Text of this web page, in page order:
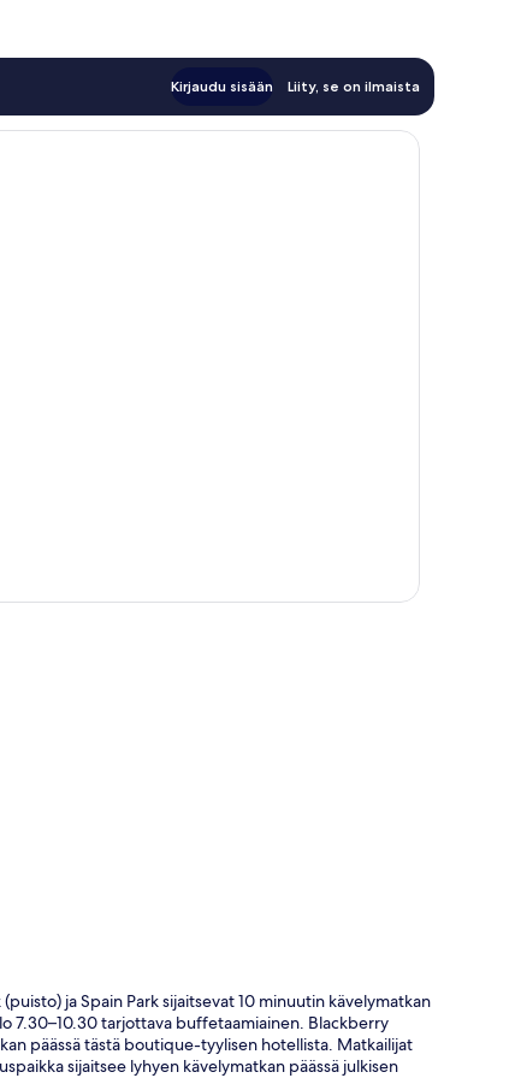
Kirjaudu sisään Liity, se on ilmaista
ja Spain Park sijaitsevat 10 minuutin kävelymatkan
7.30–10.30 tarjottava buffetaamiainen. Blackberry
päässä tästä boutique-tyylisen hotellista. Matkailijat
sijaitsee lyhyen kävelymatkan päässä julkisen